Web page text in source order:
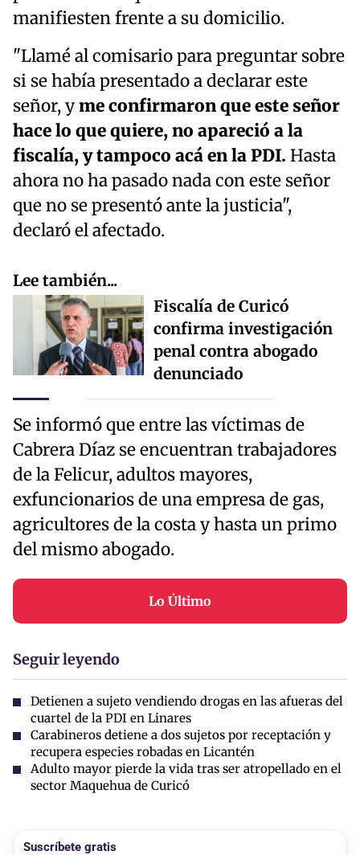
manifiesten frente a su domicilio.
"Llamé al comisario para preguntar sobre
si se había presentado a declarar este
señor, yme confirmaron que este señor
hace lo que quiere, no apareció a la
fiscalía, y tampoco acá en la PDI. Hasta
ahora no ha pasado nada con este señor
que no se presentó ante la justicia",
declaró el afectado.
Lee también...
Fiscalía de Curicó
confirma investigación
penal contra abogado
denunciado
Se informó que entre las víctimas de
Cabrera Díaz se encuentran trabajadores
de la Felicur, adultos mayores,
exfuncionarios de una empresa de gas,
agricultores de la costa y hasta un primo
del mismo abogado.
Lo Último
Seguir leyendo
Detienen a sujeto vendiendo drogas en las afueras del
cuartel de la PDI en Linares
Carabineros detiene a dos sujetos por receptación y
recupera especies robadas en Licantén
Adulto mayor pierde la vida tras ser atropellado en el
sector Maquehua de Curicó
Suscríbete gratis